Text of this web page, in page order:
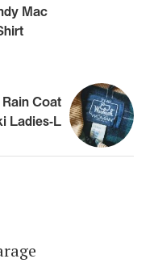
Mac
Coat
Ladies-L